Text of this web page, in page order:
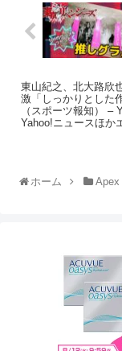
東山紀之、北大路欣
激「しっかりとした
（スポーツ報知） –
Yahoo!ニュースほか
ホーム Apex